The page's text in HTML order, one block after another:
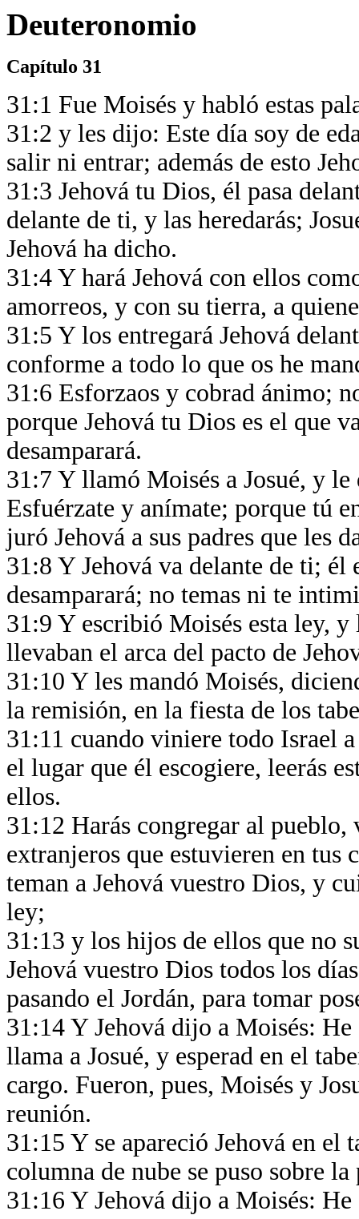
Deuteronomio
Capítulo 31
31:1 Fue Moisés y habló estas
31:2 y les dijo: Este día soy de
salir ni entrar; además de esto
31:3 Jehová tu Dios, él pasa
delante de ti, y las heredarás;
Jehová ha dicho.
31:4 Y hará Jehová con ellos
amorreos, y con su tierra, a
31:5 Y los entregará Jehová
conforme a todo lo que os he
31:6 Esforzaos y cobrad ánimo;
porque Jehová tu Dios es el que
desamparará.
31:7 Y llamó Moisés a Josué, y
Esfuérzate y anímate; porque tú
juró Jehová a sus padres que les
31:8 Y Jehová va delante de ti; él
desamparará; no temas ni te
31:9 Y escribió Moisés esta ley,
llevaban el arca del pacto de
31:10 Y les mandó Moisés,
la remisión, en la fiesta de los
31:11 cuando viniere todo Israel
el lugar que él escogiere, leerás
ellos.
31:12 Harás congregar al
extranjeros que estuvieren en tus
teman a Jehová vuestro Dios, y
ley;
31:13 y los hijos de ellos que no
Jehová vuestro Dios todos los
pasando el Jordán, para tomar
31:14 Y Jehová dijo a Moisés:
llama a Josué, y esperad en el
cargo. Fueron, pues, Moisés y
reunión.
31:15 Y se apareció Jehová en el
columna de nube se puso sobre
31:16 Y Jehová dijo a Moisés: